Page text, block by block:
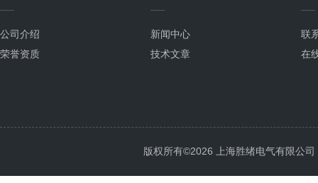
公司介绍
荣誉资质
新闻中心
技术文章
联
在
版权所有©2026 上海胜绪电气有限公